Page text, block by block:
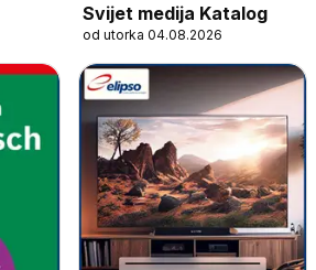
Svijet medija Katalog
od utorka 04.08.2026